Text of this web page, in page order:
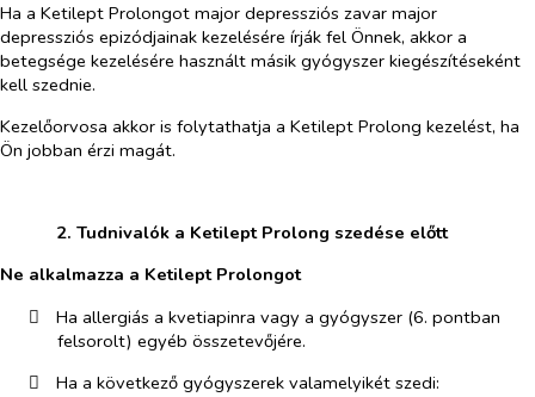
Ha a Ketilept Prolongot major depressziós zavar major
depressziós epizódjainak kezelésére írják fel Önnek, akkor a
betegsége kezelésére használt másik gyógyszer kiegészítéseként
kell szednie.
Kezelőorvosa akkor is folytathatja a Ketilept Prolong kezelést, ha
Ön jobban érzi magát.
2. Tudnivalók a Ketilept Prolong szedése előtt
Ne alkalmazza a Ketilept Prolongot
​
Ha allergiás a kvetiapinra vagy a gyógyszer (6. pontban
felsorolt) egyéb összetevőjére.
​
Ha a következő gyógyszerek valamelyikét szedi: